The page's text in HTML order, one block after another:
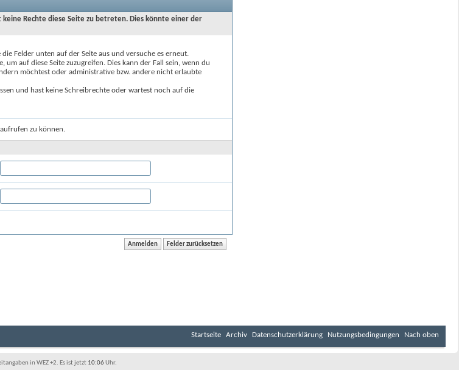
Rechte diese Seite zu betreten. Dies könnte einer der
Felder unten auf der Seite aus und versuche es erneut.
um auf diese Seite zuzugreifen. Dies kann der Fall sein, wenn du
möchtest oder administrative bzw. andere nicht erlaubte
und hast keine Schreibrechte oder wartest noch auf die
zu können.
Startseite Archiv Datenschutzerklärung Nutzungsbedingungen Nach oben
in WEZ +2. Es ist jetzt 10:06Uhr.